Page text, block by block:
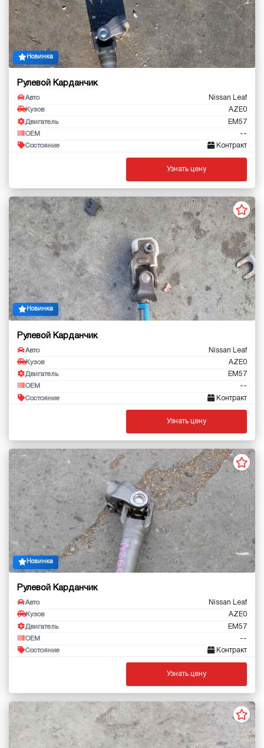
Новинка
Рулевой Карданчик
Авто Nissan Leaf
Кузов AZE0
Двигатель EM57
OEM --
Состояние Контракт
Узнать цену
Новинка
Рулевой Карданчик
Авто Nissan Leaf
Кузов AZE0
Двигатель EM57
OEM --
Состояние Контракт
Узнать цену
Новинка
Рулевой Карданчик
Авто Nissan Leaf
Кузов AZE0
Двигатель EM57
OEM --
Состояние Контракт
Узнать цену